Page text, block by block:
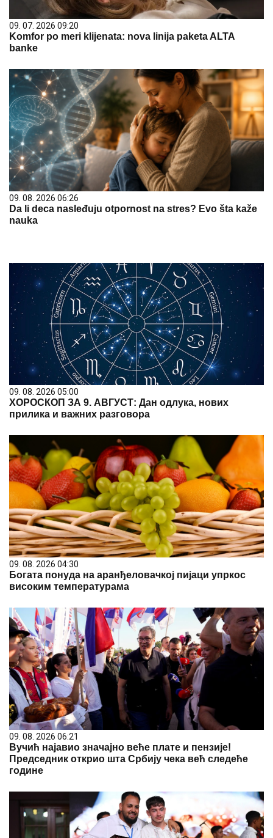
09. 07. 2026 09:20
Komfor po meri klijenata: nova linija paketa ALTA
banke
09. 08. 2026 06:26
Da li deca nasleđuju otpornost na stres? Evo šta kaže
nauka
09. 08. 2026 05:00
ХОРОСКОП ЗА 9. АВГУСТ: Дан одлука, нових
прилика и важних разговора
09. 08. 2026 04:30
Богата понуда на аранђеловачкој пијаци упркос
високим температурама
09. 08. 2026 06:21
Вучић најавио значајно веће плате и пензије!
Председник открио шта Србију чека већ следеће
године